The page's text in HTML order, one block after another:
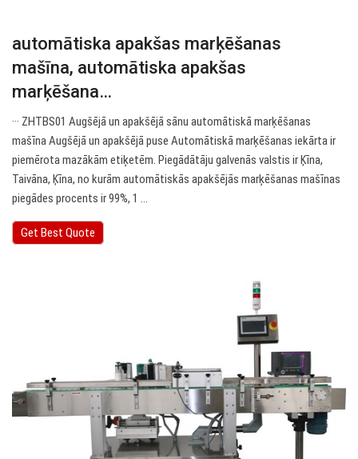
automātiska apakšas marķēšanas
mašīna, automātiska apakšas
marķēšana…
··· ZHTBS01 Augšējā un apakšējā sānu automātiskā marķēšanas
mašīna Augšējā un apakšējā puse Automātiskā marķēšanas iekārta ir
piemērota mazākām etiķetēm. Piegādātāju galvenās valstis ir Ķīna,
Taivāna, Ķīna, no kurām automātiskās apakšējās marķēšanas mašīnas
piegādes procents ir 99%, 1 …
Get Best Quote